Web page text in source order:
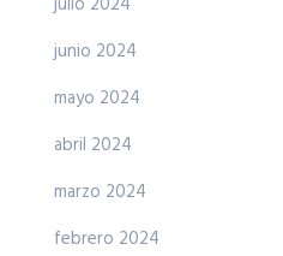
junio 2024
mayo 2024
abril 2024
marzo 2024
febrero 2024